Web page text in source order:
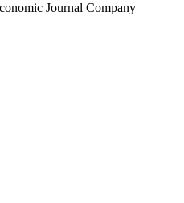
Journal Company